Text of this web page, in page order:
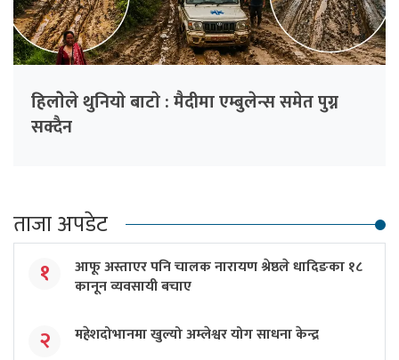
हिलाेेले थुनियाे बाटाे : मैदीमा एम्बुलेन्स समेत पुग्न
सक्दैन
ताजा अपडेट
१
आफू अस्ताएर पनि चालक नारायण श्रेष्ठले धादिङका १८
कानून व्यवसायी बचाए
२ महेशदोभानमा खुल्यो अम्लेश्वर योग साधना केन्द्र